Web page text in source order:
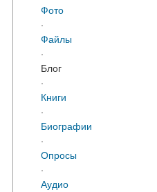
Фото
·
Файлы
·
Блог
·
Книги
·
Биографии
·
Опросы
·
Аудио